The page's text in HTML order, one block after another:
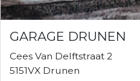
GARAGE DRUNEN
Cees Van Delftstraat 2
5151VX Drunen